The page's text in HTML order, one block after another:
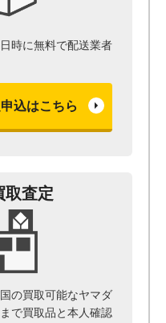
時に無料で配送業者
込はこちら
取査定
の買取可能なヤマダ
で買取品と本人確認